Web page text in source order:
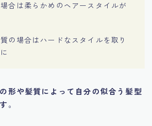
合は柔らかめのヘアースタイルが
の場合はハードなスタイルを取り
形や髪質によって自分の似合う髪型
。